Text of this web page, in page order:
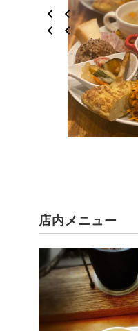
店内メニュー